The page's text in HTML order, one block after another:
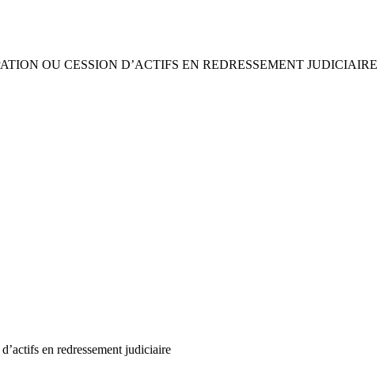
OU CESSION D’ACTIFS EN REDRESSEMENT JUDICIAIRE
en redressement judiciaire